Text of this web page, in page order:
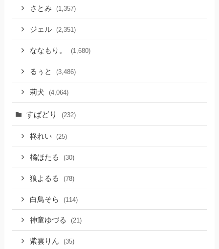
さとみ (1,357)
ジェル (2,351)
ななもり。 (1,680)
るぅと (3,486)
莉犬 (4,064)
すぱどり (232)
柊れい (25)
橘ほたる (30)
狼よるる (78)
白鳥そら (114)
神童ゆづる (21)
紫雲りん (35)